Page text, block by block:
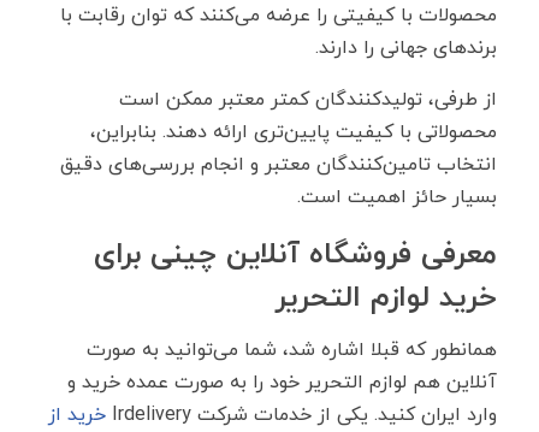
محصولات با کیفیتی را عرضه می‌کنند که توان رقابت با
برندهای جهانی را دارند.
از طرفی، تولیدکنندگان کمتر معتبر ممکن است
محصولاتی با کیفیت پایین‌تری ارائه دهند. بنابراین،
انتخاب تامین‌کنندگان معتبر و انجام بررسی‌های دقیق
بسیار حائز اهمیت است.
معرفی فروشگاه آنلاین چینی برای
خرید لوازم التحریر
همانطور که قبلا اشاره شد، شما می‌توانید به صورت
آنلاین هم لوازم التحریر خود را به صورت عمده خرید و
وارد ایران کنید. یکی از خدمات شرکت Irdelivery
خرید از